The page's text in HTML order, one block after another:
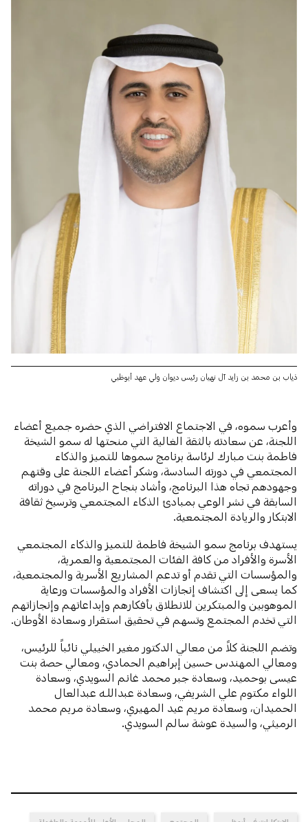
ذياب بن محمد بن زايد آل نهيان رئيس ديوان ولي عهد أبوظبي
وأعرب سموه، في الاجتماع الافتراضي الذي حضره جميع أعضاء
اللجنة، عن سعادته بالثقة الغالية التي منحتها له سمو الشيخة
فاطمة بنت مبارك لرئاسة برنامج سموها للتميز والذكاء
المجتمعي في دورته السادسة، وشكر أعضاء اللجنة على وقتهم
وجهودهم تجاه هذا البرنامج، وأشاد بنجاح البرنامج في دوراته
السابقة في نشر الوعي بمبادئ الذكاء المجتمعي وترسيخ ثقافة
الابتكار والريادة المجتمعية.
يستهدف برنامج سمو الشيخة فاطمة للتميز والذكاء المجتمعي
الأسرة والأفراد من كافة الفئات المجتمعية والعمرية،
والمؤسسات التي تقدم أو تدعم المشاريع الأسرية والمجتمعية،
كما يسعى إلى اكتشاف إنجازات الأفراد والمؤسسات ورعاية
الموهوبين والمبتكرين للانطلاق بأفكارهم وإبداعاتهم وإنجازاتهم
التي تخدم المجتمع وتسهم في تحقيق استقرار وسعادة الأوطان.
وتضم اللجنة كلاً من معالي الدكتور مغير الخييلي نائباً للرئيس،
ومعالي المهندس حسين إبراهيم الحمادي، ومعالي حصة بنت
عيسى بوحميد، وسعادة جبر محمد غانم السويدي، وسعادة
اللواء مكتوم علي الشريفي، وسعادة عبداللـه عبدالعال
الحميدان، وسعادة مريم عيد المهيري، وسعادة مريم محمد
الرميثي، والسيدة عوشة سالم السويدي.